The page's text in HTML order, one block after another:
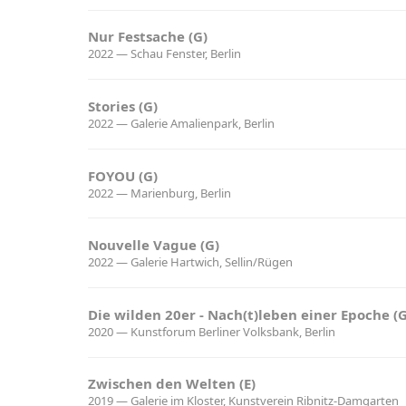
Nur Festsache (G)
2022 — Schau Fenster, Berlin
Stories (G)
2022 — Galerie Amalienpark, Berlin
FOYOU (G)
2022 — Marienburg, Berlin
Nouvelle Vague (G)
2022 — Galerie Hartwich, Sellin/Rügen
Die wilden 20er - Nach(t)leben einer Epoche
2020 — Kunstforum Berliner Volksbank, Berlin
Zwischen den Welten (E)
2019 — Galerie im Kloster, Kunstverein Ribnitz-Damgarten